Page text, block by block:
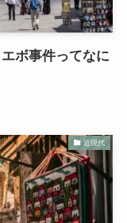
ボ事件ってなに
近現代